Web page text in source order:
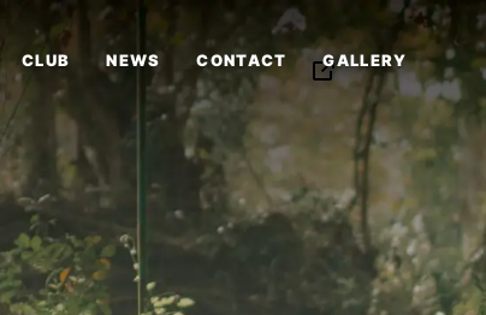
CLUB NEWS CONTACT GALLERY